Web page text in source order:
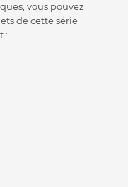
vous pouvez
de cette série
: